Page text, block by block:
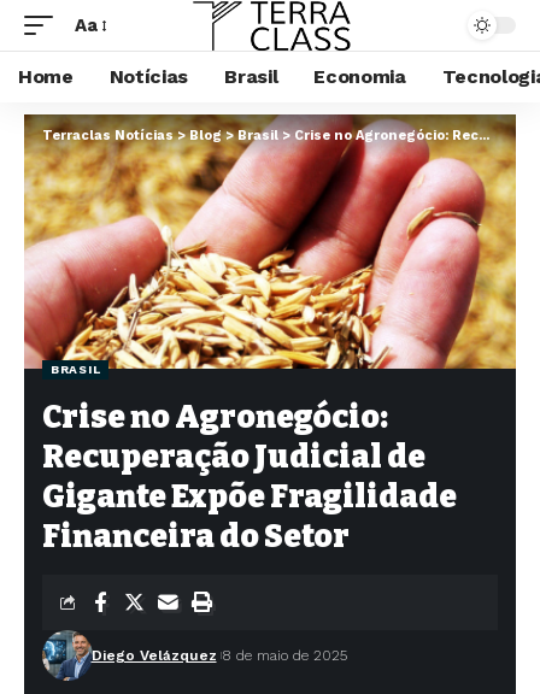
Aa
Home Notícias Brasil Economia
Terraclas Notícias>Blog>Brasil>Crise no Agronegócio: Recuperação Judicial de Gigante Expõe Fragilidade Financeira do Setor
BRASIL
Crise no Agronegócio:
Recuperação Judicial de
Gigante Expõe Fragilidade
Financeira do Setor
Diego Velázquez 8 de maio de 2025